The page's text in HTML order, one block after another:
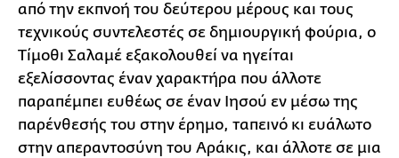
από την εκπνοή του δεύτερου μέρους και τους
τεχνικούς συντελεστές σε δημιουργική φούρια, ο
Τίμοθι Σαλαμέ εξακολουθεί να ηγείται
εξελίσσοντας έναν χαρακτήρα που άλλοτε
παραπέμπει ευθέως σε έναν Ιησού εν μέσω της
παρένθεσής του στην έρημο, ταπεινό κι ευάλωτο
στην απεραντοσύνη του Αράκις, και άλλοτε σε μια